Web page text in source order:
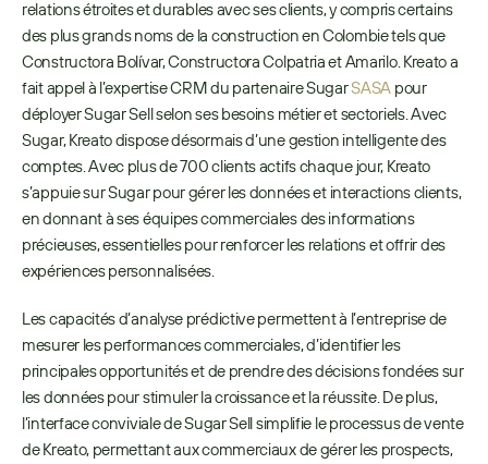
relations étroites et durables avec ses clients, y compris certains
des plus grands noms de la construction en Colombie tels que
Constructora Bolívar, Constructora Colpatria et Amarilo. Kreato a
fait appel à l’expertise CRM du partenaire Sugar SASA pour
déployer Sugar Sell selon ses besoins métier et sectoriels. Avec
Sugar, Kreato dispose désormais d’une gestion intelligente des
comptes. Avec plus de 700 clients actifs chaque jour, Kreato
s’appuie sur Sugar pour gérer les données et interactions clients,
en donnant à ses équipes commerciales des informations
précieuses, essentielles pour renforcer les relations et offrir des
expériences personnalisées.
Les capacités d’analyse prédictive permettent à l’entreprise de
mesurer les performances commerciales, d’identifier les
principales opportunités et de prendre des décisions fondées sur
les données pour stimuler la croissance et la réussite. De plus,
l’interface conviviale de Sugar Sell simplifie le processus de vente
de Kreato, permettant aux commerciaux de gérer les prospects,